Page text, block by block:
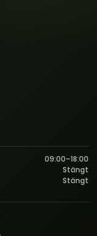
09:00–18:00
Stängt
Stängt